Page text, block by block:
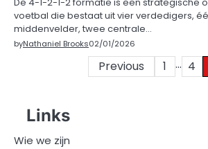
voetbal die bestaat uit vier verdedigers,
middenvelder, twee centrale…
byNathaniel Brooks02/01/2026
Previous 1 … 4
Links
Wie we zijn